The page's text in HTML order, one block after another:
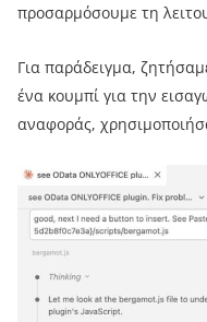
προσαρμόσουμε τη
Για παράδειγμα,
ένα κουμπί για την
αναφοράς,